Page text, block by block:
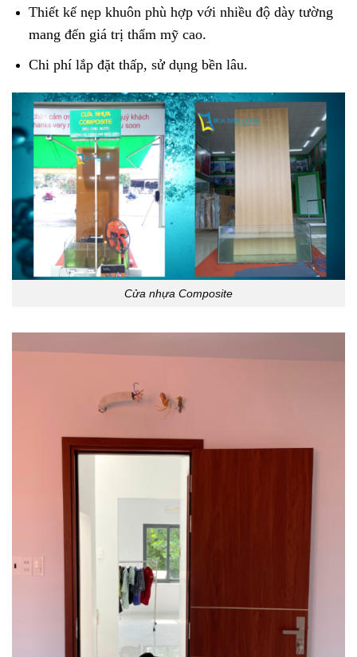
Thiết kế nẹp khuôn phù hợp với nhiều độ dày tường
mang đến giá trị thẩm mỹ cao.
Chi phí lắp đặt thấp, sử dụng bền lâu.
Cửa nhựa Composite